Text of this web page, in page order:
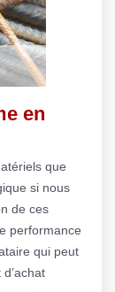
en
que
si nous
de ces
performance
qui peut